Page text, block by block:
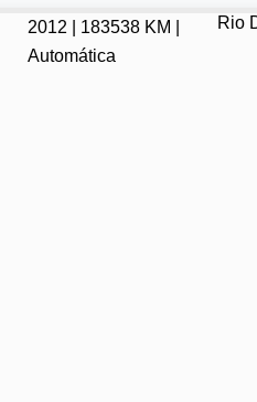
2012 | 183538 KM |
Automática
Rio